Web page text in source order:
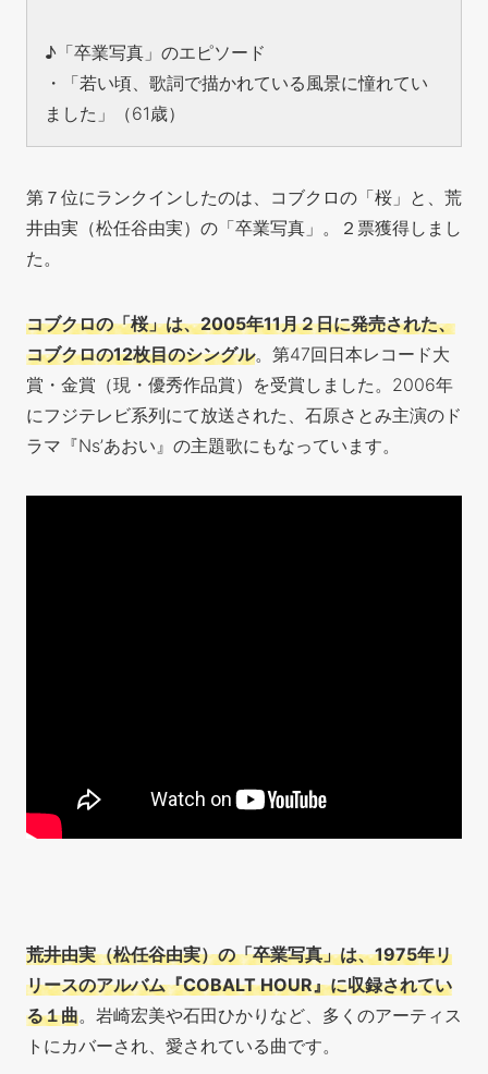
♪「卒業写真」のエピソード
・「若い頃、歌詞で描かれている風景に憧れてい
ました」（61歳）
第７位にランクインしたのは、コブクロの「桜」と、荒
井由実（松任谷由実）の「卒業写真」。２票獲得しまし
た。
コブクロの「桜」は、2005年11月２日に発売された、
コブクロの12枚目のシングル。第47回日本レコード大
賞・金賞（現・優秀作品賞）を受賞しました。2006年
にフジテレビ系列にて放送された、石原さとみ主演のド
ラマ『Ns’あおい』の主題歌にもなっています。
荒井由実（松任谷由実）の「卒業写真」は、1975年リ
リースのアルバム『COBALT HOUR』に収録されてい
る１曲。岩崎宏美や石田ひかりなど、多くのアーティス
トにカバーされ、愛されている曲です。